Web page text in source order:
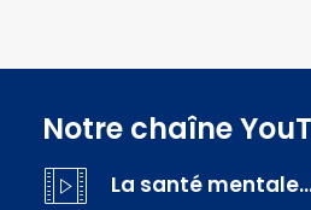
Notre chaîne
La santé